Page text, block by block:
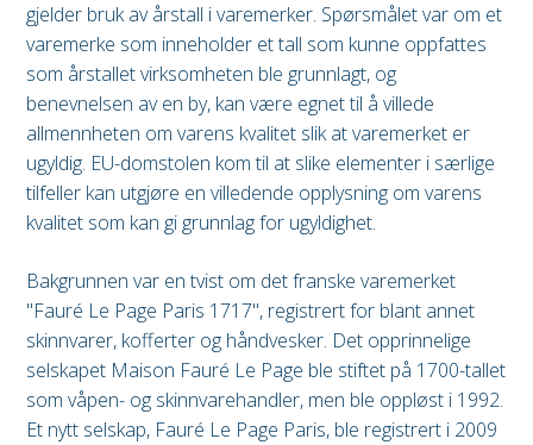
gjelder bruk av årstall i varemerker. Spørsmålet var om et
varemerke som inneholder et tall som kunne oppfattes
som årstallet virksomheten ble grunnlagt, og
benevnelsen av en by, kan være egnet til å villede
allmennheten om varens kvalitet slik at varemerket er
ugyldig. EU-domstolen kom til at slike elementer i særlige
tilfeller kan utgjøre en villedende opplysning om varens
kvalitet som kan gi grunnlag for ugyldighet.
Bakgrunnen var en tvist om det franske varemerket
"Fauré Le Page Paris 1717", registrert for blant annet
skinnvarer, kofferter og håndvesker. Det opprinnelige
selskapet Maison Fauré Le Page ble stiftet på 1700-tallet
som våpen- og skinnvarehandler, men ble oppløst i 1992.
Et nytt selskap, Fauré Le Page Paris, ble registrert i 2009